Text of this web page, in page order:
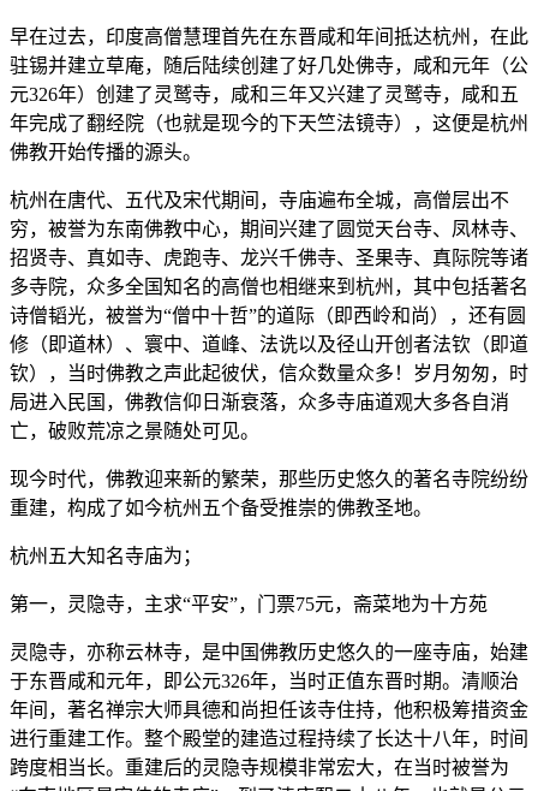
早在过去，印度高僧慧理首先在东晋咸和年间抵达杭州，在此
驻锡并建立草庵，随后陆续创建了好几处佛寺，咸和元年（公
元326年）创建了灵鹫寺，咸和三年又兴建了灵鹫寺，咸和五
年完成了翻经院（也就是现今的下天竺法镜寺），这便是杭州
佛教开始传播的源头。
杭州在唐代、五代及宋代期间，寺庙遍布全城，高僧层出不
穷，被誉为东南佛教中心，期间兴建了圆觉天台寺、凤林寺、
招贤寺、真如寺、虎跑寺、龙兴千佛寺、圣果寺、真际院等诸
多寺院，众多全国知名的高僧也相继来到杭州，其中包括著名
诗僧韬光，被誉为“僧中十哲”的道际（即西岭和尚），还有圆
修（即道林）、寰中、道峰、法诜以及径山开创者法钦（即道
钦），当时佛教之声此起彼伏，信众数量众多！岁月匆匆，时
局进入民国，佛教信仰日渐衰落，众多寺庙道观大多各自消
亡，破败荒凉之景随处可见。
现今时代，佛教迎来新的繁荣，那些历史悠久的著名寺院纷纷
重建，构成了如今杭州五个备受推崇的佛教圣地。
杭州五大知名寺庙为；
第一，灵隐寺，主求“平安”，门票75元，斋菜地为十方苑
灵隐寺，亦称云林寺，是中国佛教历史悠久的一座寺庙，始建
于东晋咸和元年，即公元326年，当时正值东晋时期。清顺治
年间，著名禅宗大师具德和尚担任该寺住持，他积极筹措资金
进行重建工作。整个殿堂的建造过程持续了长达十八年，时间
跨度相当长。重建后的灵隐寺规模非常宏大，在当时被誉为